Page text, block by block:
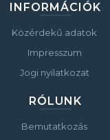
INFORMÁCIÓK
Közérdekű adatok
Impresszum
Jogi nyilatkozat
RÓLUNK
Bemutatkozás